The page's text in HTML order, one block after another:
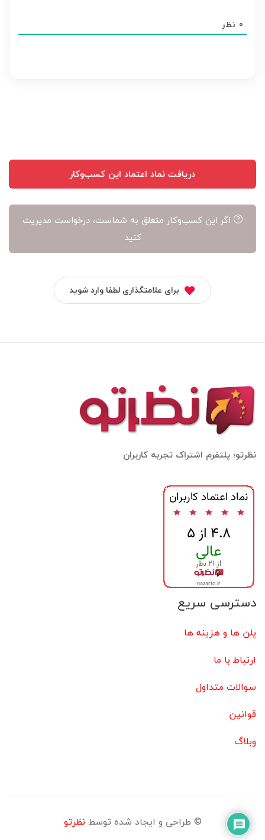
هر
0 نظر
دریافت نماد اعتماد این کسب‌وکار
اگر این کسب‌وکار متعلق به شماست، درخواست مدیریت
کنید
برای علامتگذاری لطفا وارد شوید
نظرتو؛ پلتفرم اشتراک تجربه کاربران
دسترسی سریع
پلن ها و هزینه ها
ارتباط با ما
سوالات متداول
قوانین
وبلاگ
© طراحی و ایجاد شده توسط نظرتو